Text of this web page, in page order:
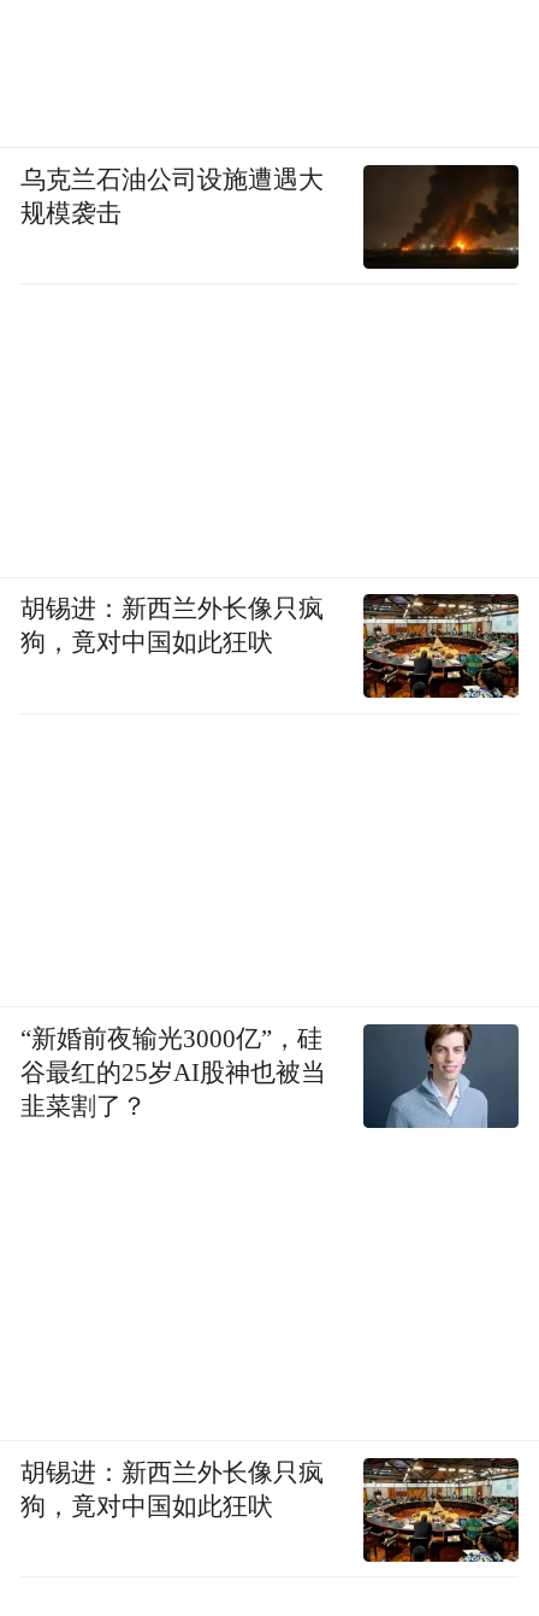
乌克兰石油公司设施遭遇大
规模袭击
胡锡进：新西兰外长像只疯
狗，竟对中国如此狂吠
“新婚前夜输光3000亿”，硅
谷最红的25岁AI股神也被当
韭菜割了？
胡锡进：新西兰外长像只疯
狗，竟对中国如此狂吠